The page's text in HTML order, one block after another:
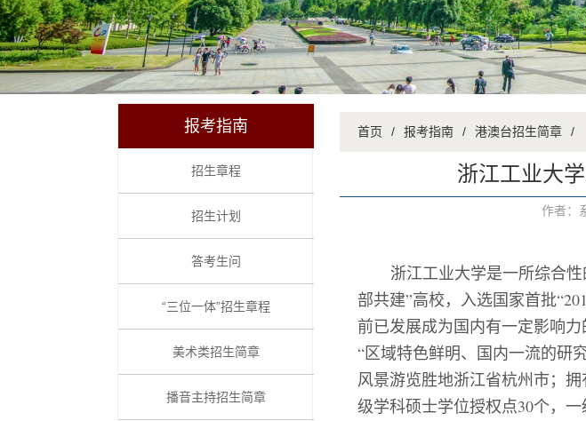
报考指南
招生章程
招生计划
答考生问
“三位一体”招生章程
美术类招生简章
播音主持招生简章
首页 / 报考指南 / 港澳台招生简章 /
浙江工业大
作者：
浙江工业大学是一所综合
部共建”高校，入选国家首批
前已发展成为国内有一定影响
“区域特色鲜明、国内一流的研
风景游览胜地浙江省杭州市；
级学科硕士学位授权点30个，